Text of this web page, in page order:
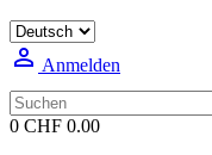
 Anmelden
0 CHF 0.00